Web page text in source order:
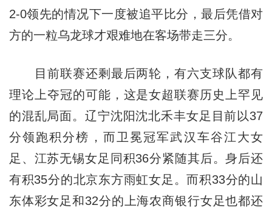
2-0领先的情况下一度被追平比分，最后凭借对
方的一粒乌龙球才艰难地在客场带走三分。
目前联赛还剩最后两轮，有六支球队都有
理论上夺冠的可能，这是女超联赛历史上罕见
的混乱局面。辽宁沈阳沈北禾丰女足目前以37
分领跑积分榜，而 卫冕冠军武汉车谷江大女
足、江苏无锡女足同积36分紧随其后。身后还
有积35分的北京东方雨虹女足。而积33分的山
东体彩女足和32分的上海农商银行女足也都还